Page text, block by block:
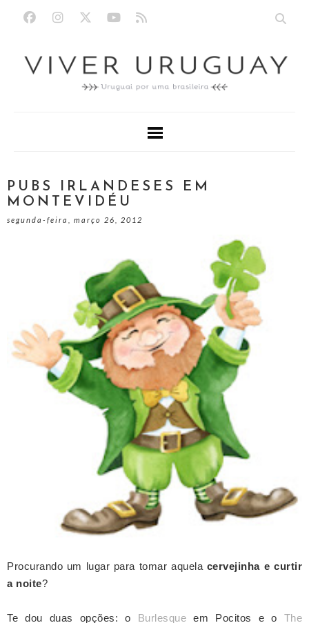
PUBS IRLANDESES EM
MONTEVIDÉU
segunda-feira, março 26, 2012
Procurando um lugar para tomar aquela cervejinha e curtir
a noite?
Te dou duas opções: o Burlesque em Pocitos e o The